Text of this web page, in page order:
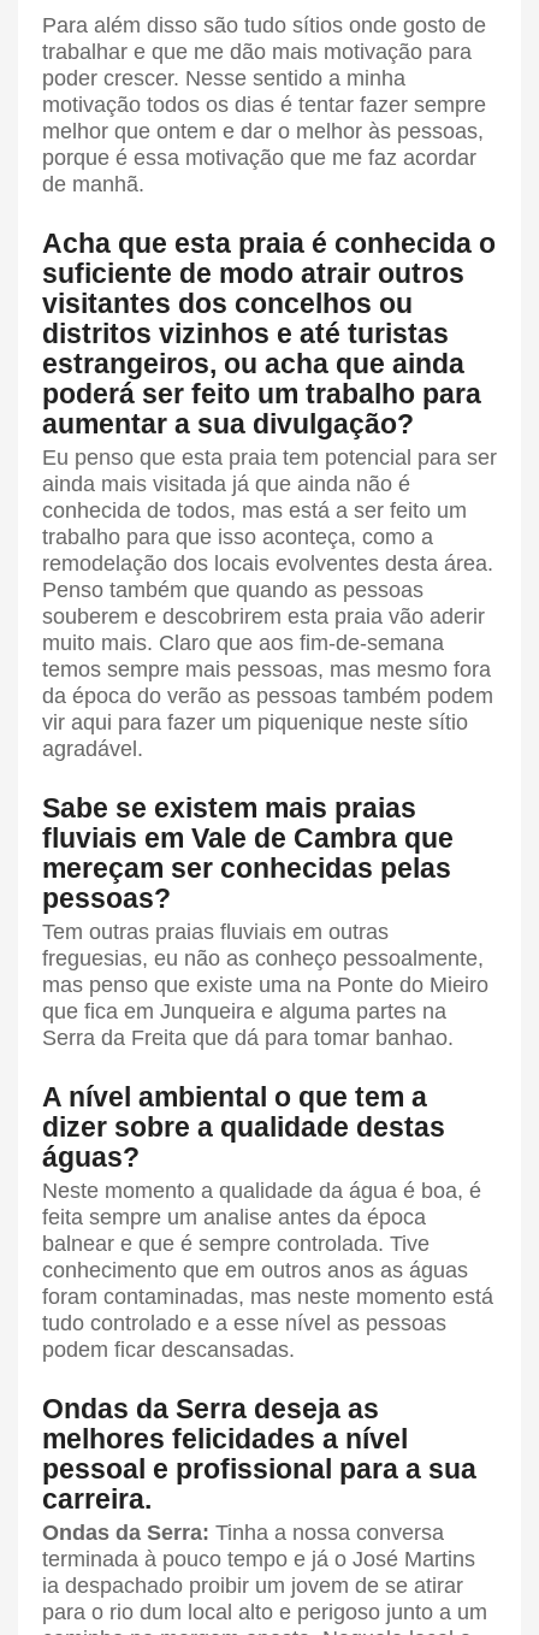
Para além disso são tudo sítios onde gosto de
trabalhar e que me dão mais motivação para
poder crescer. Nesse sentido a minha
motivação todos os dias é tentar fazer sempre
melhor que ontem e dar o melhor às pessoas,
porque é essa motivação que me faz acordar
de manhã.
Acha que esta praia é conhecida o
suficiente de modo atrair outros
visitantes dos concelhos ou
distritos vizinhos e até turistas
estrangeiros, ou acha que ainda
poderá ser feito um trabalho para
aumentar a sua divulgação?
Eu penso que esta praia tem potencial para ser
ainda mais visitada já que ainda não é
conhecida de todos, mas está a ser feito um
trabalho para que isso aconteça, como a
remodelação dos locais evolventes desta área.
Penso também que quando as pessoas
souberem e descobrirem esta praia vão aderir
muito mais. Claro que aos fim-de-semana
temos sempre mais pessoas, mas mesmo fora
da época do verão as pessoas também podem
vir aqui para fazer um piquenique neste sítio
agradável.
Sabe se existem mais praias
fluviais em Vale de Cambra que
mereçam ser conhecidas pelas
pessoas?
Tem outras praias fluviais em outras
freguesias, eu não as conheço pessoalmente,
mas penso que existe uma na Ponte do Mieiro
que fica em Junqueira e alguma partes na
Serra da Freita que dá para tomar banhao.
A nível ambiental o que tem a
dizer sobre a qualidade destas
águas?
Neste momento a qualidade da água é boa, é
feita sempre um analise antes da época
balnear e que é sempre controlada. Tive
conhecimento que em outros anos as águas
foram contaminadas, mas neste momento está
tudo controlado e a esse nível as pessoas
podem ficar descansadas.
Ondas da Serra deseja as
melhores felicidades a nível
pessoal e profissional para a sua
carreira.
Ondas da Serra: Tinha a nossa conversa
terminada à pouco tempo e já o José Martins
ia despachado proibir um jovem de se atirar
para o rio dum local alto e perigoso junto a um